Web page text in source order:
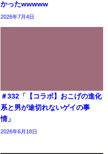
かったwwwww
2026年7月4日
＃332「【コラボ】おこげの進化
系と男が途切れないゲイの事
情」
2026年6月18日